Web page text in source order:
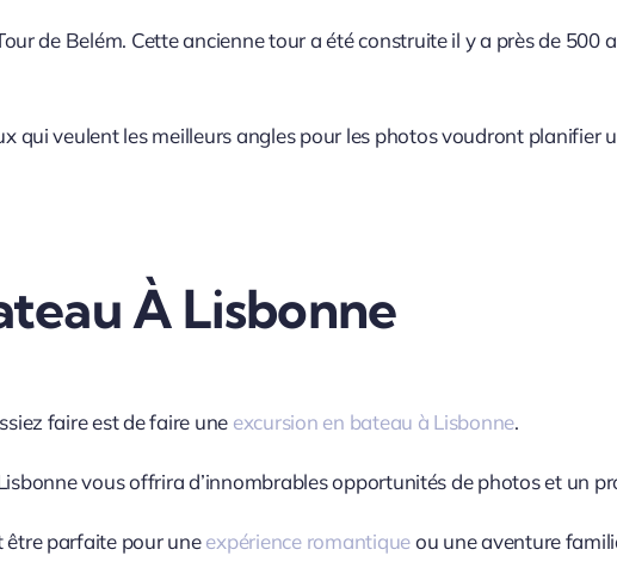
de Belém. Cette ancienne tour a été construite il y a près de
qui veulent les meilleurs angles pour les photos voudront planifier
À Lisbonne
faire est de faire une excursion en bateau à Lisbonne.
vous offrira d’innombrables opportunités de photos et un
être parfaite pour uneexpérience romantiqueou une aventure